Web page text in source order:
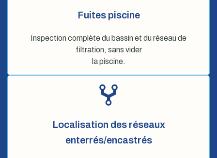
Fuites piscine
Inspection complète du bassin et du réseau de
filtration, sans vider
la piscine.
Localisation des réseaux
enterrés/encastrés